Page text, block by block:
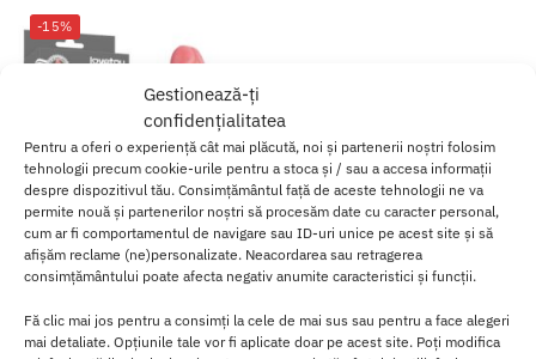
Gestionează-ți
confidențialitatea
Pentru a oferi o experiență cât mai plăcută, noi și partenerii noștri folosim
tehnologii precum cookie-urile pentru a stoca și / sau a accesa informații
despre dispozitivul tău. Consimțământul față de aceste tehnologii ne va
permite nouă și partenerilor noștri să procesăm date cu caracter personal,
cum ar fi comportamentul de navigare sau ID-uri unice pe acest site și să
afișăm reclame (ne)personalizate. Neacordarea sau retragerea
consimțământului poate afecta negativ anumite caracteristici și funcții.
Fă clic mai jos pentru a consimți la cele de mai sus sau pentru a face alegeri
mai detaliate. Opțiunile tale vor fi aplicate doar pe acest site. Poți modifica
-15%
Dildo Realistic Sliding Skin
Bendable Densitate Dubla 18 cm